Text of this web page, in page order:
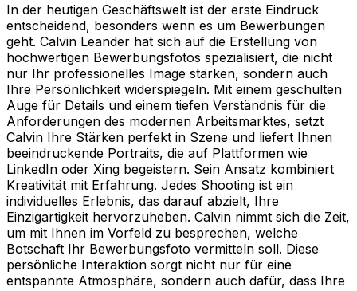
In der heutigen Geschäftswelt ist der erste Eindruck
entscheidend, besonders wenn es um Bewerbungen
geht. Calvin Leander hat sich auf die Erstellung von
hochwertigen Bewerbungsfotos spezialisiert, die nicht
nur Ihr professionelles Image stärken, sondern auch
Ihre Persönlichkeit widerspiegeln. Mit einem geschulten
Auge für Details und einem tiefen Verständnis für die
Anforderungen des modernen Arbeitsmarktes, setzt
Calvin Ihre Stärken perfekt in Szene und liefert Ihnen
beeindruckende Portraits, die auf Plattformen wie
LinkedIn oder Xing begeistern. Sein Ansatz kombiniert
Kreativität mit Erfahrung. Jedes Shooting ist ein
individuelles Erlebnis, das darauf abzielt, Ihre
Einzigartigkeit hervorzuheben. Calvin nimmt sich die Zeit,
um mit Ihnen im Vorfeld zu besprechen, welche
Botschaft Ihr Bewerbungsfoto vermitteln soll. Diese
persönliche Interaktion sorgt nicht nur für eine
entspannte Atmosphäre, sondern auch dafür, dass Ihre